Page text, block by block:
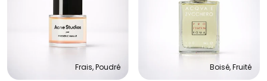
Frais, Poudré
Boisé, Fruité